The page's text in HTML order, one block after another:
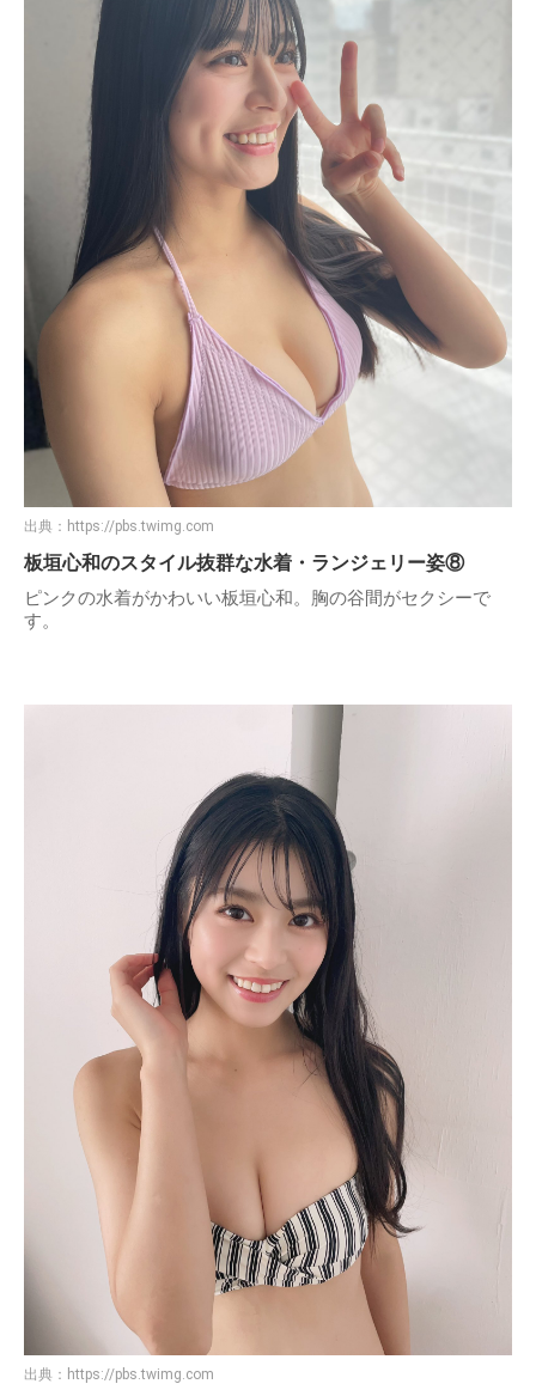
出典： https://pbs.twimg.com
板垣心和のスタイル抜群な水着・ランジェリー姿⑧
ピンクの水着がかわいい板垣心和。胸の谷間がセクシーで
す。
出典： https://pbs.twimg.com